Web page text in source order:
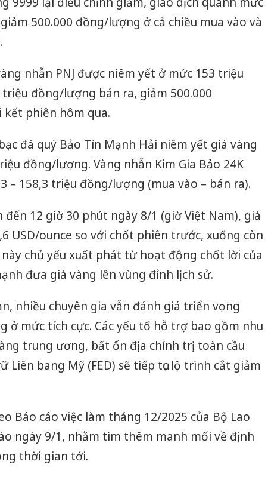
500.000 đồng/lượng ở cả chiều mua vào và
nhẫn PNJ được niêm yết ở mức 153 triệu
đồng/lượng bán ra, giảm 500.000
phiên hôm qua.
đá quý Bảo Tín Mạnh Hải niêm yết giá vàng
đồng/lượng. Vàng nhẫn Kim Gia Bảo 24K
– 158,3 triệu đồng/lượng (mua vào – bán ra).
12 giờ 30 phút ngày 8/1 (giờ Việt Nam), giá
USD/ounce so với chốt phiên trước, xuống còn
này chủ yếu xuất phát từ hoạt động chốt lời của
đưa giá vàng lên vùng đỉnh lịch sử.
nhiều chuyên gia vẫn đánh giá triển vọng
ở mức tích cực. Các yếu tố hỗ trợ bao gồm nhu
trung ương, bất ổn địa chính trị toàn cầu
Liên bang Mỹ (FED) sẽ tiếp tục lộ trình cắt giảm
Báo cáo việc làm tháng 12/2025 của Bộ Lao
ngày 9/1, nhằm tìm thêm manh mối về định
thời gian tới.